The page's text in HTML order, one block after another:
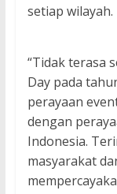
setiap wilayah.
“Tidak terasa
Day pada
perayaan
dengan
Indonesia.
masyarakat